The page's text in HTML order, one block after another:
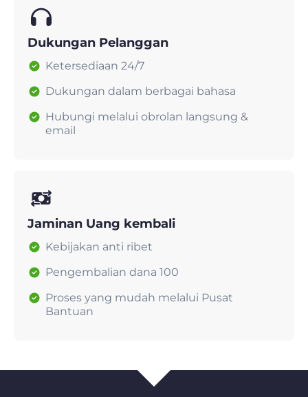
Dukungan Pelanggan
Ketersediaan 24/7
Dukungan dalam berbagai bahasa
Hubungi melalui obrolan langsung &
email
Jaminan Uang kembali
Kebijakan anti ribet
Pengembalian dana 100
Proses yang mudah melalui Pusat
Bantuan